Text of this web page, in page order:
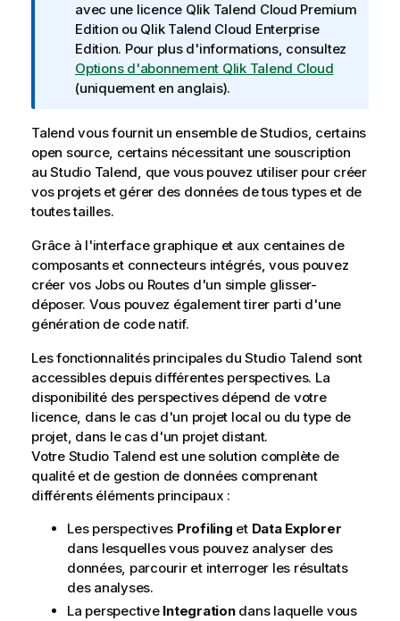
e
I
n
f
o
m
a
t
i
o
s
avec une licence Qlik Talend Cloud Premium
Edition ou Qlik Talend Cloud Enterprise
Edition. Pour plus d'informations, consultez
Options d'abonnement Qlik Talend Cloud
(uniquement en anglais).
Talend vous fournit un ensemble de Studios, certains
open source, certains nécessitant une souscription
auStudio Talend, que vous pouvez utiliser pour créer
vos projets et gérer des données de tous types et de
toutes tailles.
Grâce à l'interface graphique et aux centaines de
composants et connecteurs intégrés, vous pouvez
créer vos Jobs ou Routes d'un simple glisser-
déposer. Vous pouvez également tirer parti d'une
génération de code natif.
Les fonctionnalités principales duStudio Talend sont
accessibles depuis différentes perspectives. La
disponibilité des perspectives dépend de votre
licence, dans le cas d'un projet local ou du type de
projet, dans le cas d'un projet distant.
Votre Studio Talend est une solution complète de
qualité et de gestion de données comprenant
différents éléments principaux :
Les perspectives Profiling et Data Explorer
dans lesquelles vous pouvez analyser des
données, parcourir et interroger les résultats
des analyses.
La perspective Integrationdans laquelle vous